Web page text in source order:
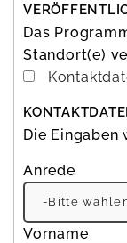
Das
Standort(e)
Die Eingaben
Anrede
Vorname